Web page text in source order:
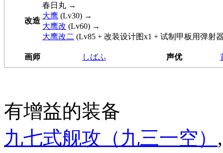
改造
春日丸 →
大鹰 (Lv30) →
大鹰改 (Lv60) →
大鹰改二 (Lv85 + 改装设计图x1 + 试制甲板用弹射
画师 しばふ 声优
有增益的装备
九七式舰攻（九三一空）